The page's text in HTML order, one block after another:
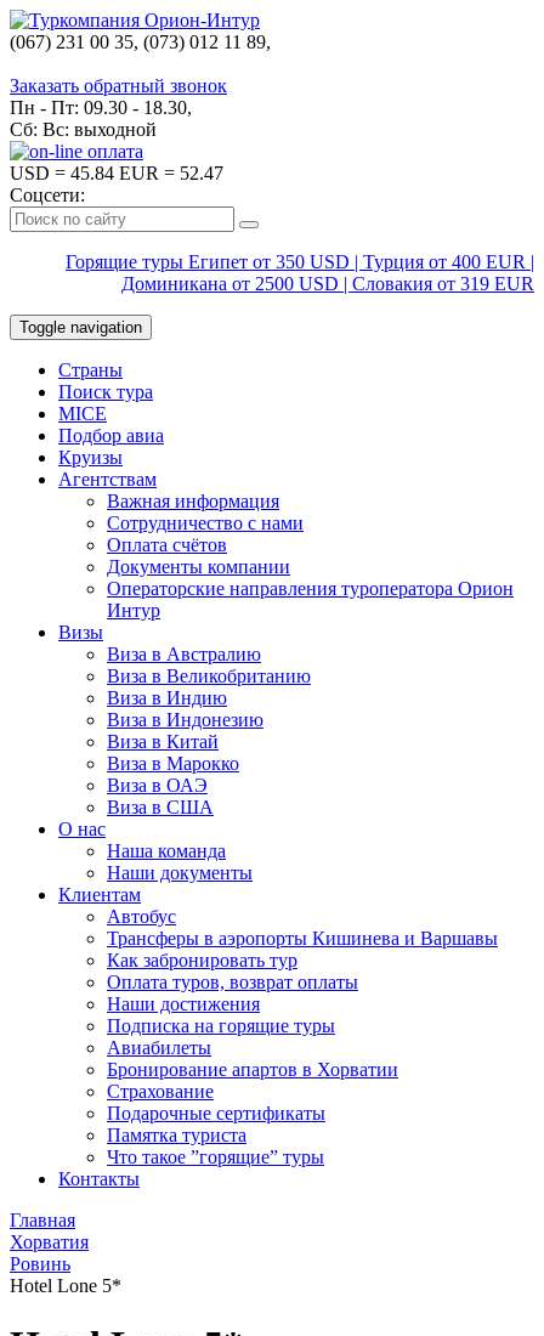
(067) 231 00 35, (073) 012 11 89,
Заказать обратный звонок
Пн - Пт: 09.30 - 18.30,
Сб: Вс: выходной
USD = 45.84 EUR = 52.47
Соцсети:
Горящие туры Египет от 350 USD | Турция от 400 EUR |
Доминикана от 2500 USD | Словакия от 319 EUR
Toggle navigation
Страны
Поиск тура
MICE
Подбор авиа
Круизы
Агентствам
Важная информация
Сотрудничество с нами
Оплата счётов
Документы компании
Операторские направления туроператора Орион
Интур
Визы
Виза в Австралию
Виза в Великобританию
Виза в Индию
Виза в Индонезию
Виза в Китай
Виза в Марокко
Виза в ОАЭ
Виза в США
О нас
Наша команда
Наши документы
Клиентам
Автобус
Трансферы в аэропорты Кишинева и Варшавы
Как забронировать тур
Оплата туров, возврат оплаты
Наши достижения
Подписка на горящие туры
Авиабилеты
Бронирование апартов в Хорватии
Страхование
Подарочные сертификаты
Памятка туриста
Что такое ”горящие” туры
Контакты
Главная
Хорватия
Ровинь
Hotel Lone 5*